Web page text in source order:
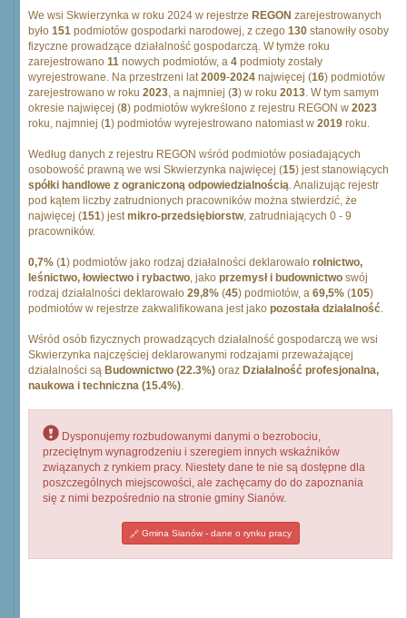
We wsi Skwierzynka w roku 2024 w rejestrze REGON zarejestrowanych
było 151 podmiotów gospodarki narodowej, z czego 130 stanowiły osoby
fizyczne prowadzące działalność gospodarczą. W tymże roku
zarejestrowano 11 nowych podmiotów, a 4 podmioty zostały
wyrejestrowane. Na przestrzeni lat2009-2024 najwięcej (16) podmiotów
zarejestrowano w roku 2023, a najmniej (3) w roku 2013. W tym samym
okresie najwięcej (8) podmiotów wykreślono z rejestru REGON w 2023
roku, najmniej (1) podmiotów wyrejestrowano natomiast w 2019 roku.
Według danych z rejestru REGON wśród podmiotów posiadających
osobowość prawną we wsi Skwierzynka najwięcej (15) jest stanowiących
spółki handlowe z ograniczoną odpowiedzialnością. Analizując rejestr
pod kątem liczby zatrudnionych pracowników można stwierdzić, że
najwięcej (151) jestmikro-przedsiębiorstw, zatrudniających 0 - 9
pracowników.
0,7% (1) podmiotów jako rodzaj działalności deklarowało rolnictwo,
leśnictwo, łowiectwo i rybactwo, jako przemysł i budownictwo swój
rodzaj działalności deklarowało 29,8% (45) podmiotów, a 69,5% (105)
podmiotów w rejestrze zakwalifikowana jest jako pozostała działalność.
Wśród osób fizycznych prowadzących działalność gospodarczą we wsi
Skwierzynka najczęściej deklarowanymi rodzajami przeważającej
działalności są Budownictwo (22.3%) oraz Działalność profesjonalna,
naukowa i techniczna (15.4%).
Dysponujemy rozbudowanymi danymi o bezrobociu,
przeciętnym wynagrodzeniu i szeregiem innych wskaźników
związanych z rynkiem pracy. Niestety dane te nie są dostępne dla
poszczególnych miejscowości, ale zachęcamy do do zapoznania
się z nimi bezpośrednio na stronie gminy Sianów.
Gmina Sianów - dane o rynku pracy